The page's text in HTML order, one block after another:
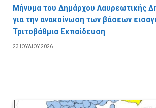
Μήνυμα του Δημάρχου Λαυρεωτικής
για την ανακοίνωση των βάσεων
Τριτοβάθμια Εκπαίδευση
23 ΙΟΥΛΊΟΥ 2026